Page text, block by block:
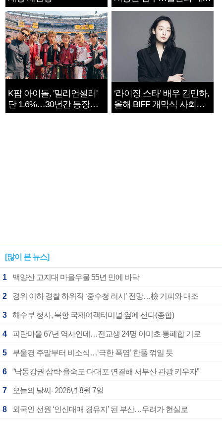
지는 ‘전쟁 속죄’
K팝 아이돌, '밀리언셀러'
단 1.6%…30년간 등장
1182개팀 전수조사
‘라이징 스타’ 배우 김민하,
올해 BIFF 개막식 사회자
확정
[많이 본 뉴스]
1 백양산 고지대 마을우물 55년 만에 바닥
2 경위 이하 경찰 하위직 ‘중수청 러시’ 전망…檢 기피와 대조
3 해수부 청사, 북항 국제여객터미널 옆에 선다(종합)
4 피란마을 67년 역사인데…전교생 24명 아미초 통폐합 기로
5 부울경 주말부터 비소식…‘극한 폭염’ 한풀 꺾일 듯
6 “낙동강권 삼락·을숙도·다대포 연결해 서부산 관광 키우자”
7 오늘의 날씨- 2026년 8월 7일
8 외국인 선원 ‘인신매매 경유지’ 된 부산…우려가 현실로